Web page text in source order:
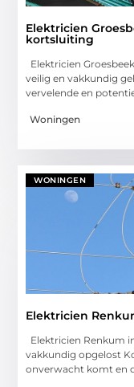
Elektricien
kortsluiting
Elektricien
veilig en vakkundig
vervelende en
Woningen
WONINGEN
Elektricien
Elektricien Renkum
vakkundig opgelost
onverwacht komt en